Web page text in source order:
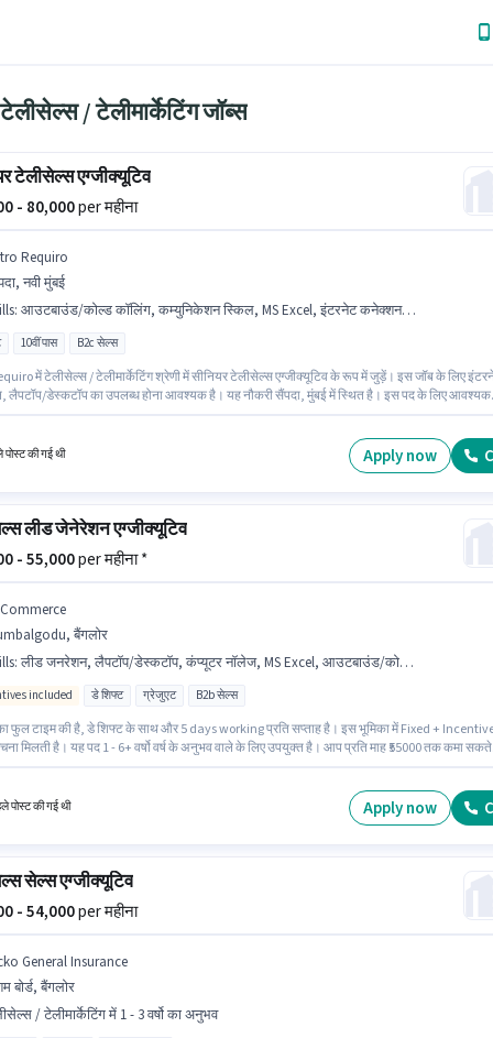
/ टेलीमार्केटिंग जॉब्स
टेलीसेल्स एग्जीक्यूटिव
- 80,000per महीना
Requiro
नवी मुंबई
: आउटबाउंड/कोल्ड कॉलिंग, कम्युनिकेशन स्किल, MS Excel, इंटरनेट कनेक्शन, लैपटॉप/डेस्कटॉप, आधार कार्ड, वायरिंग, लीड जनरेशन, PAN कार्ड, कंप्यूटर नॉलेज, डोमेस्टिक कॉलिंग
10वीं पास B2c सेल्स
में टेलीसेल्स / टेलीमार्केटिंग श्रेणी में सीनियर टेलीसेल्स एग्जीक्यूटिव के रूप में जुड़ें। इस जॉब के लिए
डेस्कटॉप का उपलब्ध होना आवश्यक है। यह नौकरी सैंपदा, मुंबई में स्थित है। इस पद के लिए आवश्यक
की गई थी Apply now
लीड जेनेरेशन एग्जीक्यूटिव
- 55,000per महीना *
बैंगलोर
: लीड जनरेशन, लैपटॉप/डेस्कटॉप, कंप्यूटर नॉलेज, MS Excel, आउटबाउंड/कोल्ड कॉलिंग, डोमेस्टिक कॉलिंग, इंटरनेशनल कॉलिंग, इंटरनेट कनेक्शन, वायरिंग, कम्युनिकेशन स्किल
included डे शिफ्ट ग्रेजुएट B2b सेल्स
फुल टाइम की है, डे शिफ्ट के साथ और 5 days working प्रति सप्ताह है। इस भूमिका में Fixed +
मिलती है। यह पद 1 - 6+ वर्षो वर्ष के अनुभव वाले के लिए उपयुक्त है। आप प्रति माह ₹55000 तक कमा सकते
कॉलिंग, इंटरनेशनल कॉलिंग, लीड जनरेशन, MS Excel, आउटबाउंड/कोल्ड कॉलिंग, वायरिंग, कम्युनिकेशन
पोस्ट की गई थी Apply now
सेल्स एग्जीक्यूटिव
- 54,000per महीना
General Insurance
बोर्ड, बैंगलोर
/ टेलीमार्केटिंग में 1 - 3 वर्षो का अनुभव